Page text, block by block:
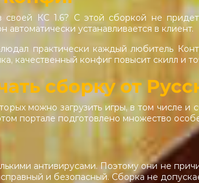
своей КС 1.6? С этой сборкой не
автоматически устанавливается в клиент.
практически каждый любитель
качественный конфиг повысит скилл и
сборку от
можно загрузить игры, в том числе
портале подготовлено множество
антивирусами. Поэтому они не
и безопасный. Сборка не